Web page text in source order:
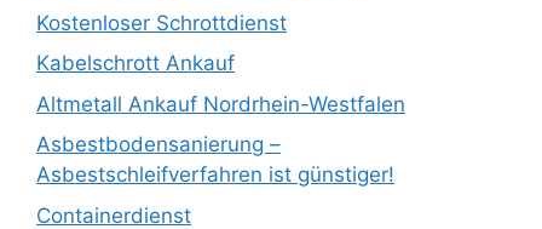
Kostenloser Schrottdienst
Kabelschrott Ankauf
Altmetall Ankauf Nordrhein-Westfalen
Asbestbodensanierung –
Asbestschleifverfahren ist günstiger!
Containerdienst